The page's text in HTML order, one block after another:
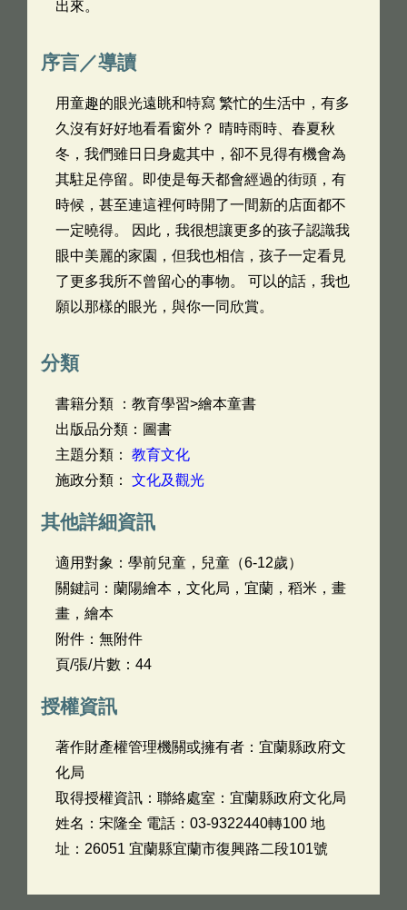
出來。
序言／導讀
用童趣的眼光遠眺和特寫 繁忙的生活中，有多
久沒有好好地看看窗外？ 晴時雨時、春夏秋
冬，我們雖日日身處其中，卻不見得有機會為
其駐足停留。即使是每天都會經過的街頭，有
時候，甚至連這裡何時開了一間新的店面都不
一定曉得。 因此，我很想讓更多的孩子認識我
眼中美麗的家園，但我也相信，孩子一定看見
了更多我所不曾留心的事物。 可以的話，我也
願以那樣的眼光，與你一同欣賞。
分類
書籍分類 ：教育學習>繪本童書
出版品分類：圖書
主題分類： 教育文化
施政分類： 文化及觀光
其他詳細資訊
適用對象：學前兒童，兒童（6-12歲）
關鍵詞：蘭陽繪本，文化局，宜蘭，稻米，畫
畫，繪本
附件：無附件
頁/張/片數：44
授權資訊
著作財產權管理機關或擁有者：宜蘭縣政府文
化局
取得授權資訊：聯絡處室：宜蘭縣政府文化局
姓名：宋隆全 電話：03-9322440轉100 地
址：26051 宜蘭縣宜蘭市復興路二段101號